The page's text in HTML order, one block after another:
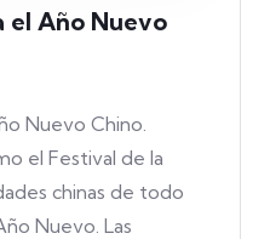
el Año Nuevo
Nuevo Chino.
el Festival de la
chinas de todo
Nuevo. Las